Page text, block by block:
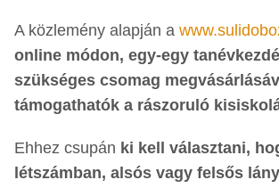
A közlemény alapján a
online módon, egy-egy
szükséges csomag
támogathatók a rászoruló
Ehhez csupán ki kell választani,
létszámban, alsós vagy felsős